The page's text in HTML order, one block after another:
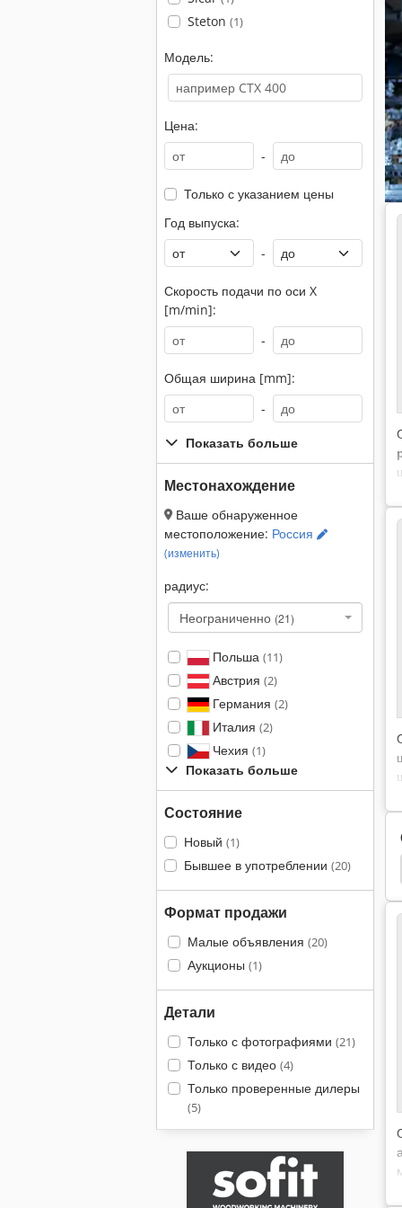
Steton (1)
Модель:
Цена:
-
Только с указанием цены
Год выпуска:
-
Скорость подачи по оси X
[m/min]:
-
Общая ширина [mm]:
-
Показать больше
Местонахождение
Ваше обнаруженное
местоположение: Россия
(изменить)
радиус:
Неограниченно (21)
Польша (11)
Австрия (2)
Германия (2)
Италия (2)
Чехия (1)
Показать больше
Состояние
Новый (1)
Бывшее в употреблении (20)
Формат продажи
Малые объявления (20)
Аукционы (1)
Детали
Только с фотографиями (21)
Только с видео (4)
Только проверенные дилеры
(5)
Этаж Шлифовальные Машины